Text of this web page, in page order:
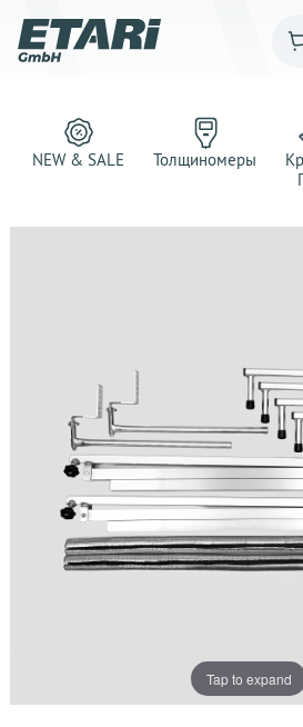
NEW & SALE Толщиномеры
Tap to expand